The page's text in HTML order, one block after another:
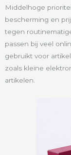
Middelhoge
bescherming en
tegen
passen bij veel
gebruikt voor
zoals kleine
artikelen.